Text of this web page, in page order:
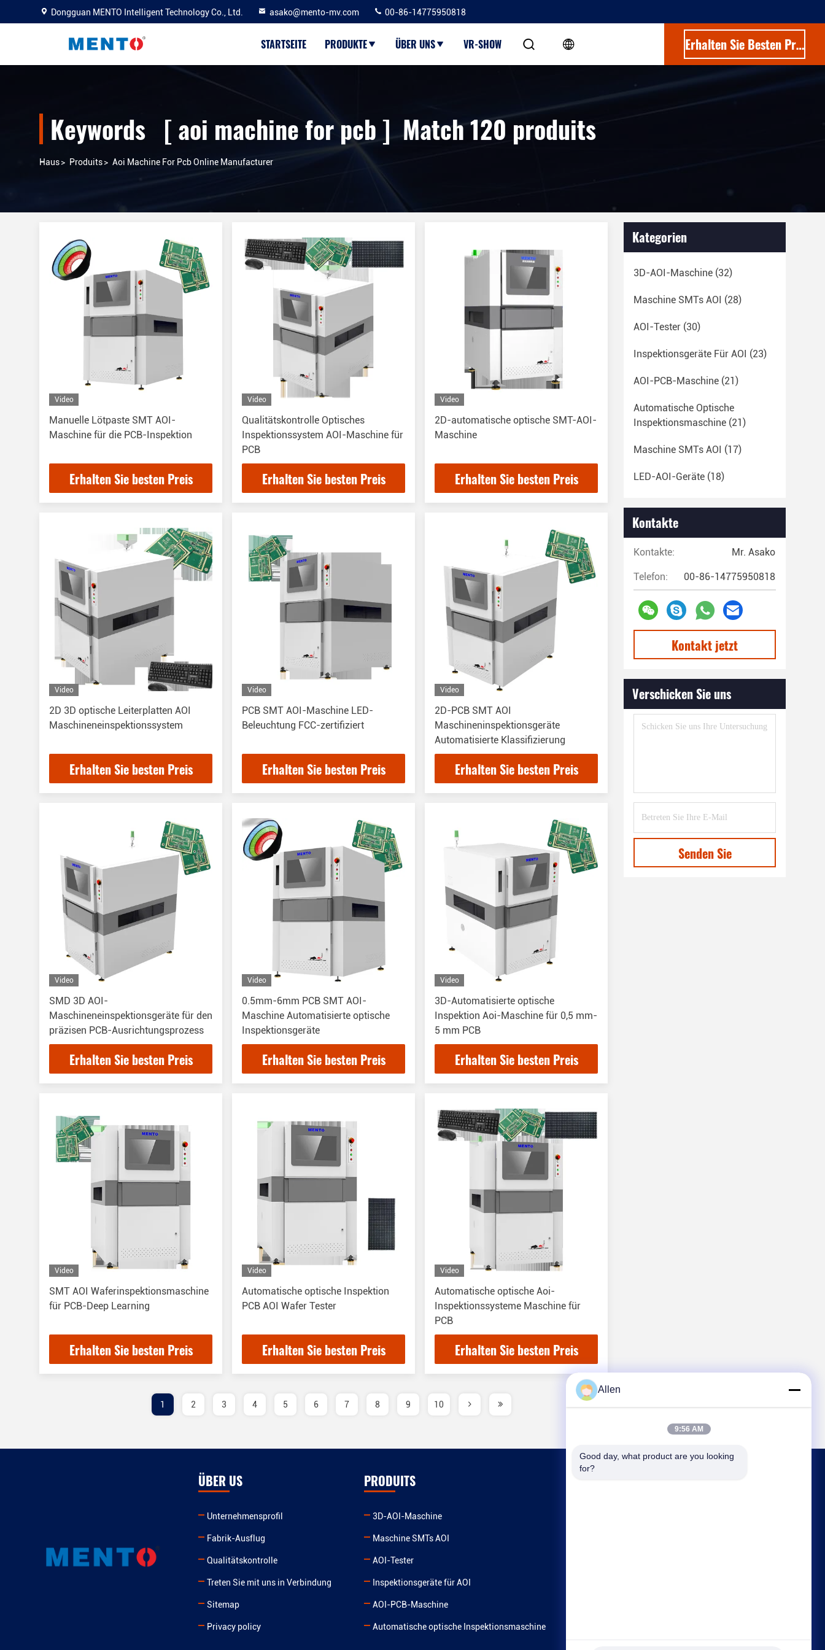
Dongguan MENTO Intelligent Technology Co., Ltd. asako@mento-mv.com 00-86-14775950818
STARTSEITE PRODUKTE ÜBER UNS VR-SHOW Erhalten Sie Besten Preis
Keywords [ aoi machine for pcb ] Match 120 produits
Haus> Produits> Aoi Machine For Pcb Online Manufacturer
Video
Manuelle Lötpaste SMT AOI-
Maschine für die PCB-Inspektion
Erhalten Sie besten Preis
Video
Qualitätskontrolle Optisches
Inspektionssystem AOI-Maschine für
PCB
Erhalten Sie besten Preis
Video
2D-automatische optische SMT-AOI-
Maschine
Erhalten Sie besten Preis
Video
2D 3D optische Leiterplatten AOI
Maschineneinspektionssystem
Erhalten Sie besten Preis
Video
PCB SMT AOI-Maschine LED-
Beleuchtung FCC-zertifiziert
Erhalten Sie besten Preis
Video
2D-PCB SMT AOI
Maschineninspektionsgeräte
Automatisierte Klassifizierung
Erhalten Sie besten Preis
Video
SMD 3D AOI-
Maschineneinspektionsgeräte für den
präzisen PCB-Ausrichtungsprozess
Erhalten Sie besten Preis
Video
0.5mm-6mm PCB SMT AOI-
Maschine Automatisierte optische
Inspektionsgeräte
Erhalten Sie besten Preis
Video
3D-Automatisierte optische
Inspektion Aoi-Maschine für 0,5 mm-
5 mm PCB
Erhalten Sie besten Preis
Video
SMT AOI Waferinspektionsmaschine
für PCB-Deep Learning
Erhalten Sie besten Preis
Video
Automatische optische Inspektion
PCB AOI Wafer Tester
Erhalten Sie besten Preis
Video
Automatische optische Aoi-
Inspektionssysteme Maschine für
PCB
Erhalten Sie besten Preis
Kategorien
3D-AOI-Maschine (32)
Maschine SMTs AOI (28)
AOI-Tester (30)
Inspektionsgeräte Für AOI (23)
AOI-PCB-Maschine (21)
Automatische Optische
Inspektionsmaschine (21)
Maschine SMTs AOI (17)
LED-AOI-Geräte (18)
Kontakte
Kontakte: Mr. Asako
Telefon: 00-86-14775950818
Kontakt jetzt
Verschicken Sie uns
Senden Sie
1 2 3 4 5 6 7 8 9 10
ÜBER US
Unternehmensprofil
Fabrik-Ausflug
Qualitätskontrolle
Treten Sie mit uns in Verbindung
Sitemap
Privacy policy
PRODUITS
3D-AOI-Maschine
Maschine SMTs AOI
AOI-Tester
Inspektionsgeräte für AOI
AOI-PCB-Maschine
Automatische optische Inspektionsmaschine
Allen
9:56 AM
Good day, what product are you looking
for?